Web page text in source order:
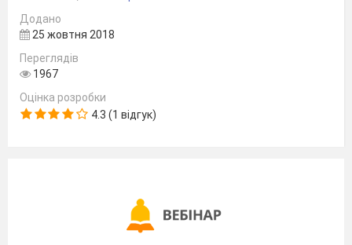
Додано
25 жовтня 2018
Переглядів
1967
Оцінка розробки
4.3 (1 відгук)